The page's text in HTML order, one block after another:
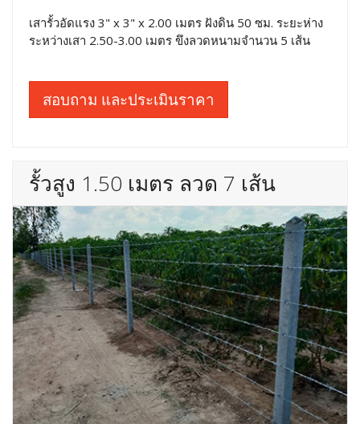
เสารั้วอัดแรง 3" x 3" x 2.00 เมตร ฝังดิน 50 ซม. ระยะห่าง
ระหว่างเสา 2.50-3.00 เมตร ขึงลวดหนามจำนวน 5 เส้น
สอบถาม และประเมินราคา
รั้วสูง 1.50 เมตร ลวด 7 เส้น